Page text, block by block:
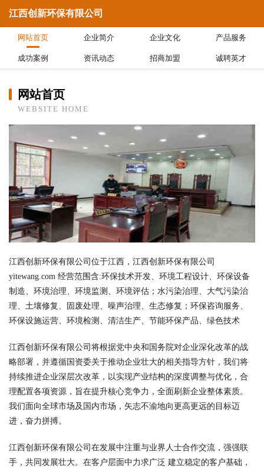
江西创新环保有限公司
网站首页 企业简介 企业文化 产品服务
成功案例 资讯动态 招商加盟 诚聘英才
网站首页
WEBSITE HOME
江西创新环保有限公司位于江西，江西创新环保有限公司
yitewang.com 经营范围含:环保技术开发、环境工程设计、环保设备
制造、环境治理、环境监测、环境评估；水污染治理、大气污染治
理、土壤修复、固废处理、噪声治理、生态修复；环保咨询服务、
环保设施运营、环境检测、清洁生产、节能环保产品、绿色技术
江西创新环保有限公司将根据党中央和国务院对企业深化改革的战
略部署，并遵循国资委关于推动企业壮大的相关指导方针，我们将
持续推进企业深层次改革，以实现产业结构的深度调整与优化，合
理配置各项资源，旨在提升核心竞争力，全面刷新企业整体素质。
我们面向全球市场及国内市场，矢志不渝地向更高更远的目标迈
进，奋力拼搏。
江西创新环保有限公司在发展中注重与业界人士合作交流，强强联
手，共同发展壮大。在客户层面中力求广泛 建立稳定的客户基础，